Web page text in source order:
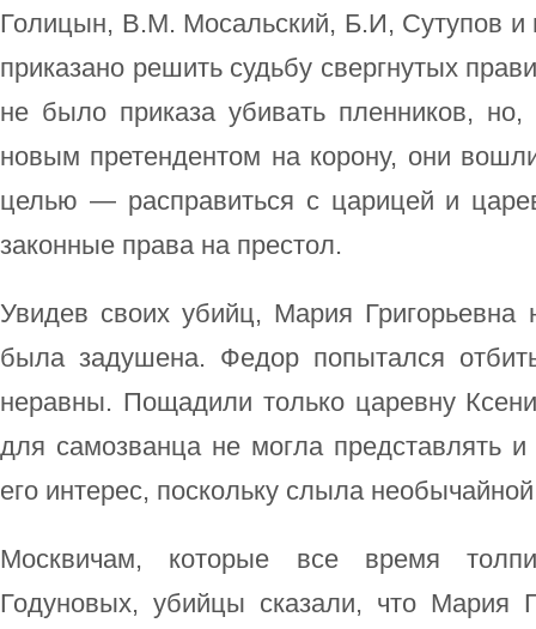
Голицын, В.М. Мосальский, Б.И, Сутупов и
приказано решить судьбу свергнутых
не было приказа убивать пленников,
новым претендентом на корону, они
целью — расправиться с царицей и
законные права на престол.
Увидев своих убийц, Мария Григорьевна
была задушена. Федор попытался
неравны. Пощадили только царевну
для самозванца не могла представлять
его интерес, поскольку слыла
Москвичам, которые все время
Годуновых, убийцы сказали, что Мария